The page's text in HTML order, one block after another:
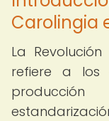
Carolingia
La
refiere a los